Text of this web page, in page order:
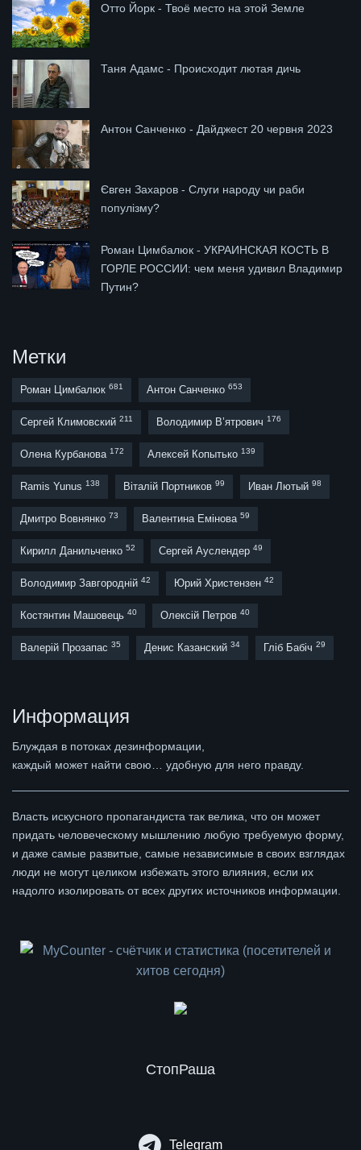
Отто Йорк - Твоё место на этой Земле
Таня Адамс - Происходит лютая дичь
Антон Санченко - Дайджест 20 червня 2023
Євген Захаров - Слуги народу чи раби
популізму?
Роман Цимбалюк - УКРАИНСКАЯ КОСТЬ В
ГОРЛЕ РОССИИ: чем меня удивил Владимир
Путин?
Метки
Роман Цимбалюк 681 Антон Санченко 653
Сергей Климовский 211 Володимир В’ятрович 176
Олена Курбанова 172 Алексей Копытько 139
Ramis Yunus 138 Віталій Портников 99 Иван Лютый 98
Дмитро Вовнянко 73 Валентина Емінова 59
Кирилл Данильченко 52 Сергей Ауслендер 49
Володимир Завгородній 42 Юрий Христензен 42
Костянтин Машовець 40 Олексій Петров 40
Валерій Прозапас 35 Денис Казанский 34 Гліб Бабіч 29
Информация
Блуждая в потоках дезинформации,
каждый может найти свою… удобную для него правду.
Власть искусного пропагандиста так велика, что он может
придать человеческому мышлению любую требуемую форму,
и даже самые развитые, самые независимые в своих взглядах
люди не могут целиком избежать этого влияния, если их
надолго изолировать от всех других источников информации.
СтопРаша
Telegram